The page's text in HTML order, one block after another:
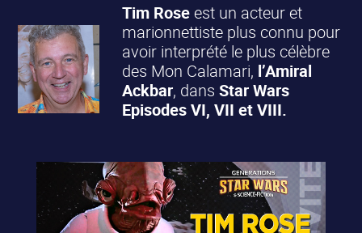
Tim Roseest un acteur et
marionnettiste plus connu pour
avoir interprété le plus célèbre
des Mon Calamari, l’Amiral
Ackbar, dansStar Wars
Episodes VI, VII et VIII.